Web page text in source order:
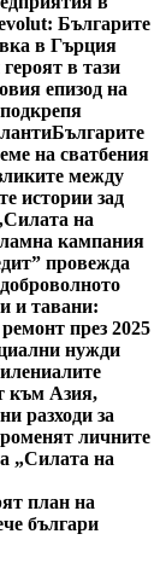
Българите
в Гърция
в тази
епизод на
Българите
на сватбения
между
истории зад
на
кампания
провежда
и тавани:
през 2025
нужди
към Азия,
разходи за
личните
„Силата на
план на
българи